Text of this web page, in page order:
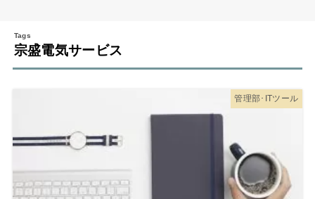
宗盛電気サービス
管理部･ITツール